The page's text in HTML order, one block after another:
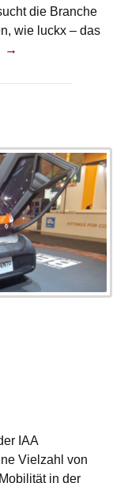
die Branche
wie luckx – das
bauen
→
IAA
Vielzahl von
in der